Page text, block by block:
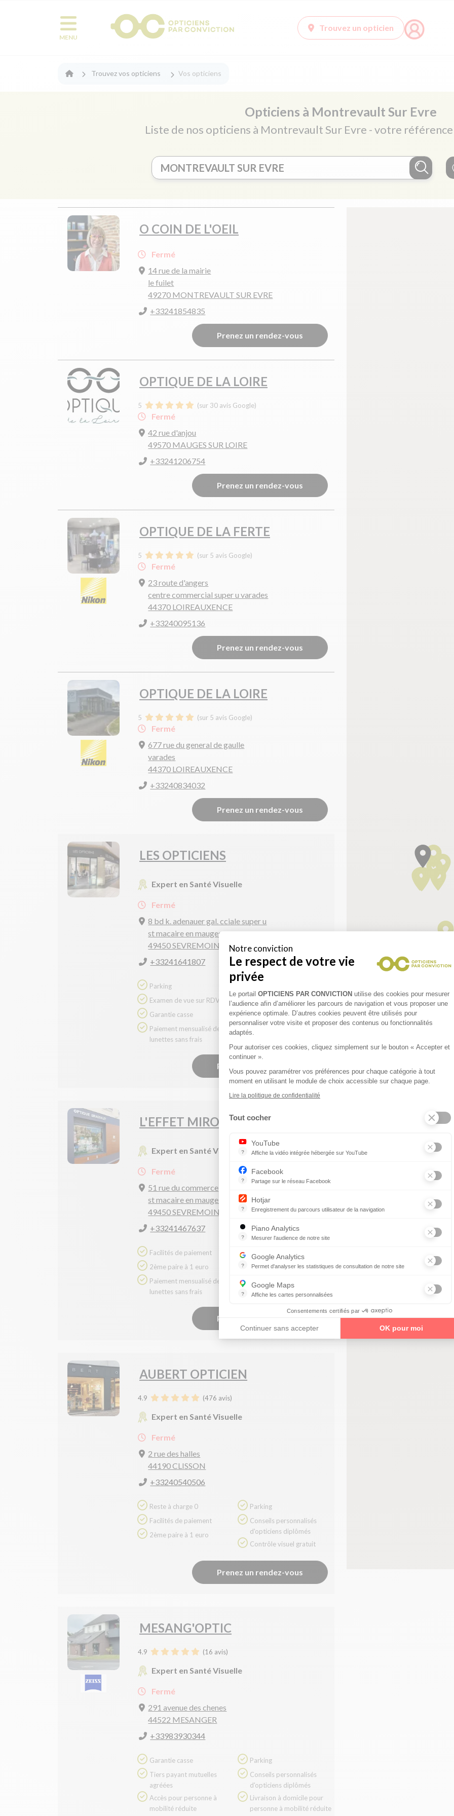
MENU
Trouvez un opticien
Trouvez vos opticiens Vos opticiens
Opticiens à Montrevault Sur Evre
Liste de nos opticiens à Montrevault Sur Evre - votre
O COIN DE L'OEIL
Fermé
14 rue de la mairie
le fuilet
49270 MONTREVAULT SUR EVRE
+33241854835
Prenez un rendez-vous
OPTIQUE DE LA LOIRE
5 (sur 30 avis Google)
Fermé
42 rue d'anjou
49570 MAUGES SUR LOIRE
+33241206754
Prenez un rendez-vous
OPTIQUE DE LA FERTE
5 (sur 5 avis Google)
Fermé
23 route d'angers
centre commercial super u varades
44370 LOIREAUXENCE
+33240095136
Prenez un rendez-vous
OPTIQUE DE LA LOIRE
5 (sur 5 avis Google)
Fermé
677 rue du general de gaulle
varades
44370 LOIREAUXENCE
+33240834032
Prenez un rendez-vous
LES OPTICIENS
Expert en Santé Visuelle
Fermé
8 bd k. adenauer gal. cciale super u
st macaire en mauges
49450 SEVREMOINE
+33241641807
Parking
Examen de vue sur RDV
Garantie casse
lunettes sans frais
progressifs
en EHPAD
Prenez un rendez-vous
L'EFFET MIROIR
Expert en Santé Visuelle
Fermé
51 rue du commerce
st macaire en mauges
49450 SEVREMOINE
+33241467637
Facilités de paiement
2ème paire à 1 euro
lunettes sans frais
Examen de vue sur RDV
Déplacement à domicile
en EHPAD
Prenez un rendez-vous
AUBERT OPTICIEN
4.9 (476 avis)
Expert en Santé Visuelle
Fermé
2 rue des halles
44190 CLISSON
+33240540506
Reste à charge 0
Facilités de paiement
2ème paire à 1 euro
Parking
d'opticiens diplômés
Contrôle visuel gratuit
Prenez un rendez-vous
MESANG'OPTIC
4.9 (16 avis)
Expert en Santé Visuelle
Fermé
291 avenue des chenes
44522 MESANGER
+33983930344
Garantie casse
agréées
mobilité réduite
Parking
d'opticiens diplômés
personne à mobilité réduite
Notre conviction
Le respect de votre vie
privée
Plateforme de Gestion du
Le portail OPTICIENS PAR CONVICTION utilise des cookies pour mesurer
l’audience afin d’améliorer les parcours de navigation et vous proposer une
expérience optimale. D’autres cookies peuvent être utilisés pour
personnaliser votre visite et proposer des contenus ou fonctionnalités
adaptés.
Pour autoriser ces cookies, cliquez simplement sur le bouton « Accepter et
continuer ».
Vous pouvez paramétrer vos préférences pour chaque catégorie à tout
moment en utilisant le module de choix accessible sur chaque page.
Lire la politique de confidentialité
Tout cocher
?
YouTube
Affiche la vidéo intégrée hébergée sur YouTube
?
Facebook
Partage sur le réseau Facebook
?
Hotjar
Enregistrement du parcours utilisateur de la navigation
?
Piano Analytics
Mesurer l'audience de notre site
?
Google Analytics
Permet d'analyser les statistiques de consultation de notre site
?
Google Maps
Affiche les cartes personnalisées
Consentements certifiés par
Continuer sans accepter OK pour moi